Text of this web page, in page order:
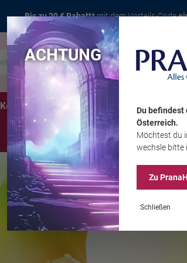
Bis zu 20 € Rabatt*mit dem Vorteils-Code
Kerzen Schmuck Edelsteine
Sale
ACHTUNG
Du befindest
Österreich.
Möchtest du
wechsle bitte
Zu
Schließen